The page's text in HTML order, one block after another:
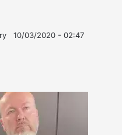
10/03/2020 - 02:47